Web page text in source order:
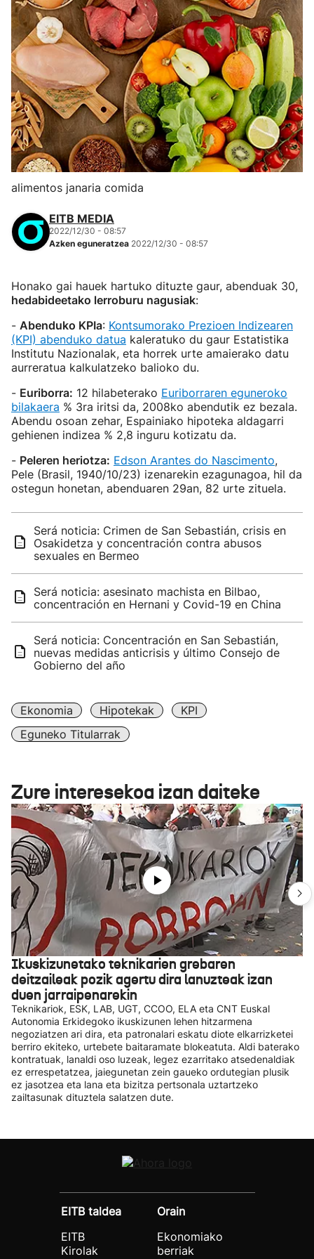
alimentos janaria comida
EITB MEDIA
2022/12/30 - 08:57
Azken eguneratzea 2022/12/30 - 08:57
Honako gai hauek hartuko dituzte gaur, abenduak 30,
hedabideetako lerroburu nagusiak:
- Abenduko KPIa: Kontsumorako Prezioen Indizearen
(KPI) abenduko datua kaleratuko du gaur Estatistika
Institutu Nazionalak, eta horrek urte amaierako datu
aurreratua kalkulatzeko balioko du.
- Euriborra: 12 hilabeterako Euriborraren eguneroko
bilakaera % 3ra iritsi da, 2008ko abendutik ez bezala.
Abendu osoan zehar, Espainiako hipoteka aldagarri
gehienen indizea % 2,8 inguru kotizatu da.
- Peleren heriotza: Edson Arantes do Nascimento,
Pele (Brasil, 1940/10/23) izenarekin ezagunagoa, hil da
ostegun honetan, abenduaren 29an, 82 urte zituela.
Será noticia: Crimen de San Sebastián, crisis en
Osakidetza y concentración contra abusos
sexuales en Bermeo
Será noticia: asesinato machista en Bilbao,
concentración en Hernani y Covid-19 en China
Será noticia: Concentración en San Sebastián,
nuevas medidas anticrisis y último Consejo de
Gobierno del año
Ekonomia Hipotekak
KPI
Eguneko Titularrak
Zure interesekoa izan daiteke
Ikuskizunetako teknikarien grebaren
deitzaileak pozik agertu dira lanuzteak izan
duen jarraipenarekin
Teknikariok, ESK, LAB, UGT, CCOO, ELA eta CNT Euskal
Autonomia Erkidegoko ikuskizunen lehen hitzarmena
negoziatzen ari dira, eta patronalari eskatu diote elkarrizketei
berriro ekiteko, urtebete baitaramate blokeatuta. Aldi baterako
kontratuak, lanaldi oso luzeak, legez ezarritako atsedenaldiak
ez errespetatzea, jaiegunetan zein gaueko ordutegian plusik
ez jasotzea eta lana eta bizitza pertsonala uztartzeko
zailtasunak dituztela salatzen dute.
EITB taldea
EITB
Kirolak
Orain
Ekonomiako
berriak